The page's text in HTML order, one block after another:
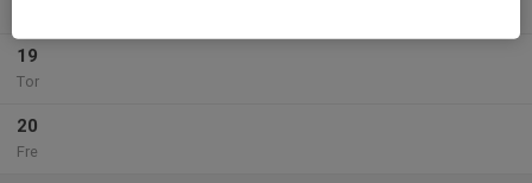
19
Tor
20
Fre